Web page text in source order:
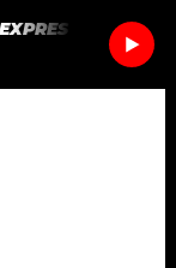
SEZNAM.CZ
FM /